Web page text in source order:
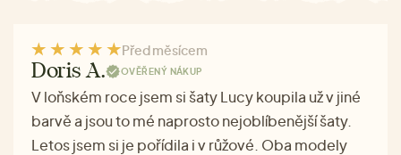
Před měsícem
Doris A. OVĚŘENÝ NÁKUP
V loňském roce jsem si šaty Lucy koupila už v jiné
barvě a jsou to mé naprosto nejoblíbenější šaty.
Letos jsem si je pořídila i v růžové. Oba modely